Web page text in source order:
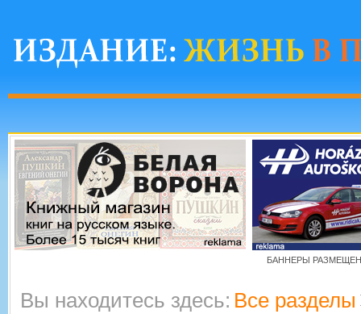
БАННЕРЫ РАЗМЕЩЕНЫ
Вы находитесь здесь: Все разделы